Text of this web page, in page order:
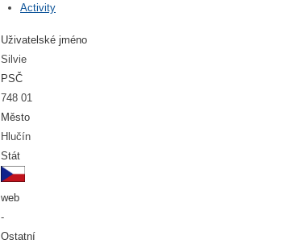
Activity
Uživatelské jméno
Silvie
PSČ
748 01
Město
Hlučín
Stát
web
-
Ostatní